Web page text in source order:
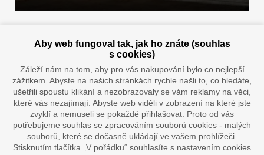
Doprava vaším oblíbeným dopravcem
Aby web fungoval tak, jak ho znáte (souhlas
s cookies)
Záleží nám na tom, aby pro vás nakupování bylo co nejlepší
zážitkem. Abyste na našich stránkách rychle našli to, co hledáte,
ušetřili spoustu klikání a nezobrazovaly se vám reklamy na věci,
které vás nezajímají. Abyste web viděli v zobrazení na které jste
zvyklí a nemuseli se pokaždé přihlašovat. Proto od vás
potřebujeme souhlas se zpracováním souborů cookies - malých
souborů, které se dočasně ukládají ve vašem prohlížeči.
Stisknutím tlačítka „V pořádku“ souhlasíte s nastavením cookies